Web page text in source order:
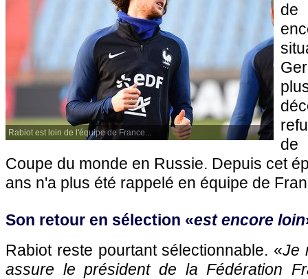
Rabiot est loin de l'équipe de France...
de
Coupe du monde en Russie. Depuis cet
ans n'a plus été rappelé en équipe de
Son retour en sélection «est encore loin
Rabiot reste pourtant sélectionnable. «Je
assure le président de la Fédération